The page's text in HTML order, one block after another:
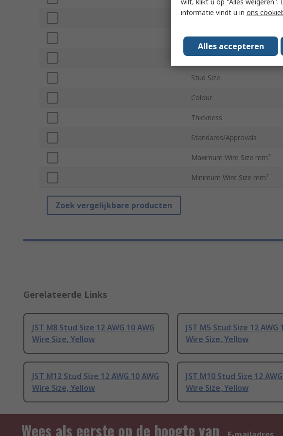
Maximum Wire Size AWG
Minimum Wire Size AWG
Overall Length
Stud Size
Colour
Thickness
Standards/Approvals
Maximum Wire Size mm²
Minimum Wire Size mm²
Zoek vergelijkbare producten
Gerelateerde Links
JST M8 Stud Size 12 AWG 10 AWG
Wire Size, Yellow
JST M5 Stud Size 12 AWG
Wire Size, Yellow
JST M12 Stud Size 12 AWG 10 AWG
Wire Size, Yellow
JST M10 Stud Size 12
Wire Size, Yellow
Wees als eerste op de hoogte van
informatie vindt u in ons
Alles accepteren